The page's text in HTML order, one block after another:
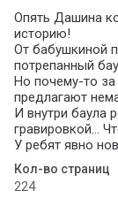
Опять Дашина
историю!
От бабушкиной
потрепанный
Но почему-то за
предлагают
И внутри баула
гравировкой...
У ребят явно
Кол-во страниц
224